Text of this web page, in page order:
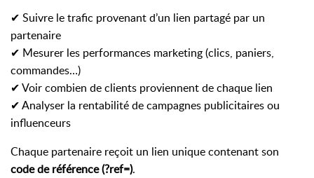
✔ Suivre le trafic provenant d’un lien partagé par un
partenaire
✔ Mesurer les performances marketing (clics, paniers,
commandes…)
✔ Voir combien de clients proviennent de chaque lien
✔ Analyser la rentabilité de campagnes publicitaires ou
influenceurs
Chaque partenaire reçoit un lien unique contenant son
code de référence (?ref=).